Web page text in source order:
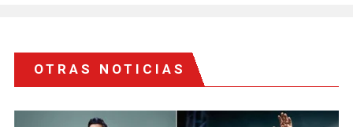
OTRAS NOTICIAS